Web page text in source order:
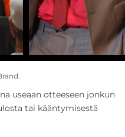
useaan otteeseen jonkun
tai kääntymisestä